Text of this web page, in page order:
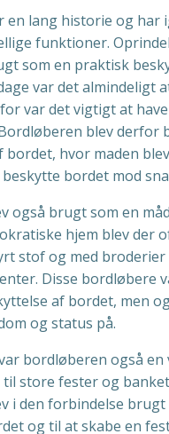
en lang historie og har
funktioner.
som en praktisk
var det almindeligt
var det vigtigt at
blev derfor
hvor maden
bordet mod
også brugt som en
hjem blev der
stof og med broderier
Disse bordløbere
af bordet, men
og status på.
bordløberen også en
store fester og
i den forbindelse
og til at skabe en